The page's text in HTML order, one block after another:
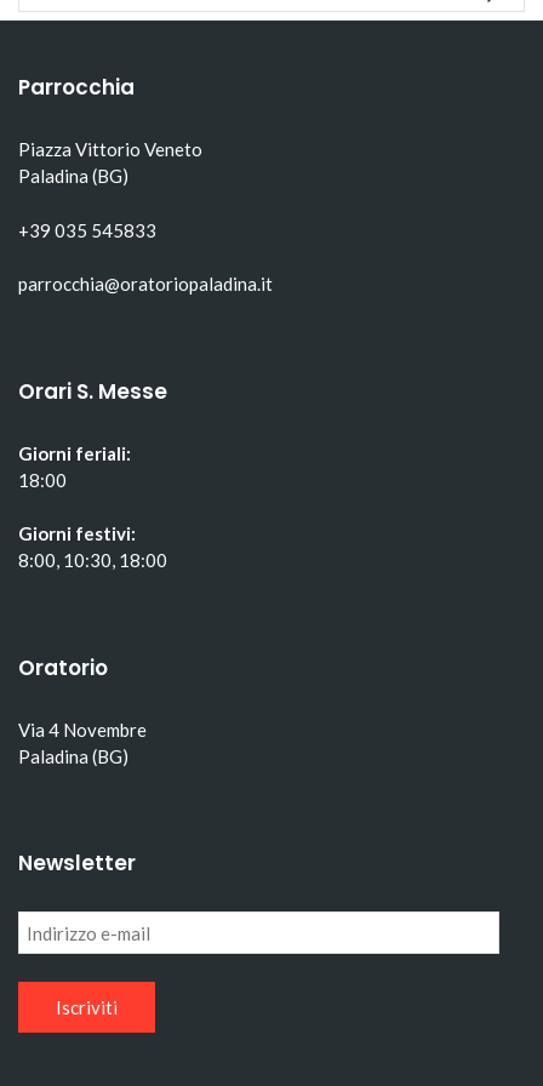
apre
in
in
una
apre
in
Parrocchia
Piazza Vittorio Veneto
Paladina (BG)
+39 035 545833
parrocchia@oratoriopaladina.it
Orari S. Messe
Giorni feriali:
18:00
Giorni festivi:
8:00, 10:30, 18:00
Oratorio
Via 4 Novembre
Paladina (BG)
Newsletter
Indirizzo
e-
mail